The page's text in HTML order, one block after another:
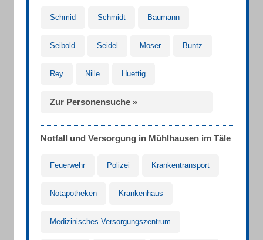
Schmid Schmidt Baumann
Seibold Seidel Moser Buntz
Rey Nille Huettig
Zur Personensuche »
Notfall und Versorgung in Mühlhausen im Täle
Feuerwehr Polizei Krankentransport
Notapotheken Krankenhaus
Medizinisches Versorgungszentrum